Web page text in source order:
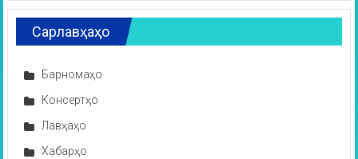
Сарлавҳаҳо
Барномаҳо
Консертҳо
Лавҳаҳо
Хабарҳо